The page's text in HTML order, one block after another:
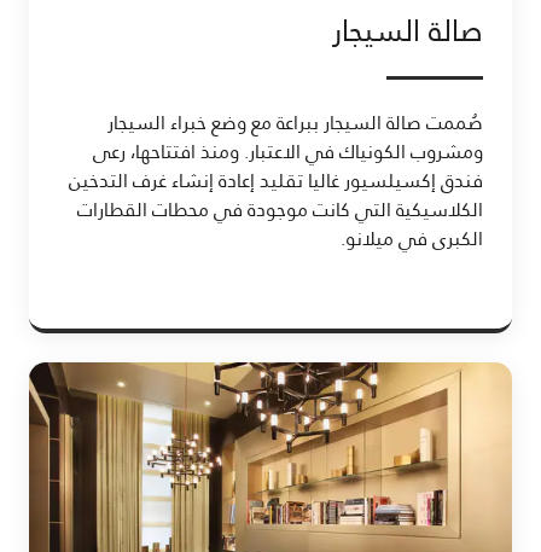
صالة السيجار
صُممت صالة السيجار ببراعة مع وضع خبراء السيجار
ومشروب الكونياك في الاعتبار. ومنذ افتتاحها، رعى
فندق إكسيلسيور غاليا تقليد إعادة إنشاء غرف التدخين
الكلاسيكية التي كانت موجودة في محطات القطارات
الكبرى في ميلانو.